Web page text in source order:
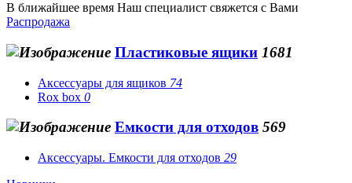
В ближайшее время Наш специалист свяжется с Вами
Распродажа
Пластиковые ящики 1681
Аксессуары для ящиков 74
Rox box 0
Емкости для отходов 569
Аксессуары. Емкости для отходов 29